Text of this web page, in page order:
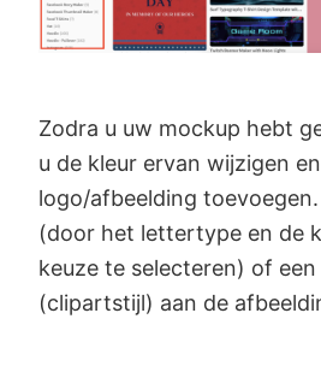
Zodra u uw mockup hebt
u de kleur ervan wijzigen
logo/afbeelding
(door het lettertype en de
keuze te selecteren) of
(clipartstijl) aan de